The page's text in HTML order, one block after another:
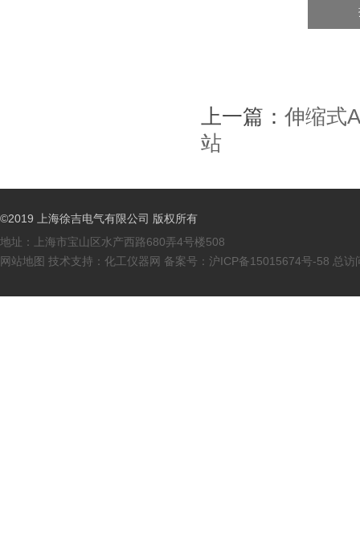
上一篇： 伸缩式
站
©2019 上海徐吉电气有限公司 版权所有
地址：上海市宝山区水产西路680弄4号楼508
网站地图 技术支持： 化工仪器网 备案号： 沪ICP备15015674号-58 总访